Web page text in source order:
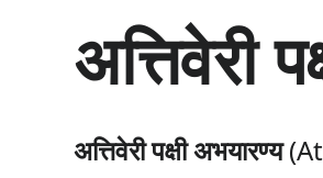
ग्री
एँ
अत्तिवेरी
अत्तिवेरी पक्षी अभयारण्य